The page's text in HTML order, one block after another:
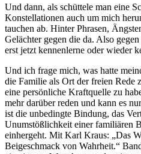
Und dann, als schüttele man eine
Konstellationen auch um mich
tauchen ab. Hinter Phrasen,
Gelächter gegen die da. Also
erst jetzt kennenlerne oder wieder
Und ich frage mich, was hatte
die Familie als Ort der freien Rede
eine persönliche Kraftquelle zu
mehr darüber reden und kann es
ist die unbedingte Bindung, das
Unumstößlichkeit einer familiären
einhergeht. Mit Karl Kraus: „Das
Beigeschmack von Wahrheit.“